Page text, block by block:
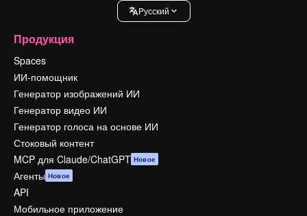
Pусский
Продукция
Spaces
ИИ-помощник
Генератор изображений ИИ
Генератор видео ИИ
Генератор голоса на основе ИИ
Стоковый контент
MCP для Claude/ChatGPT Новое
Агенты Новое
API
Мобильное приложение